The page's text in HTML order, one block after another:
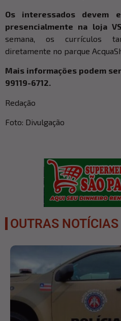
Os interessados devem
presencialmente na loja
semana, os currículos
diretamente no parque
Mais informações podem
99119-6712.
Redação
Foto: Divulgação
OUTRAS NOTÍCIAS